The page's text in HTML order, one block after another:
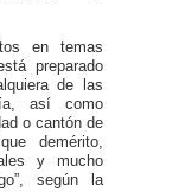
en temas
preparado
de las
así como
o cantón de
demérito,
y mucho
según la